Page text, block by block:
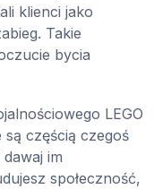
klienci jako
Takie
bycia
LEGO
częścią czegoś
im
społeczność,